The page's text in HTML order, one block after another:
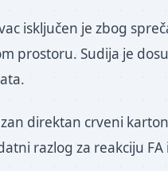
isključen je zbog
prostoru. Sudija je
direktan crveni
razlog za reakciju